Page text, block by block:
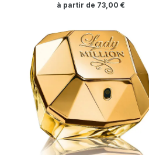
à partir de 73,00 €